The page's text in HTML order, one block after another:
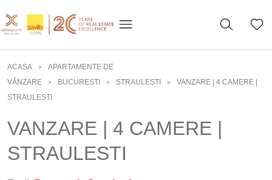
ACASA >
APARTAMENTE DE
VÂNZARE
> BUCURESTI > STRAULESTI >
VANZARE | 4 CAMERE |
STRAULESTI
VANZARE | 4 CAMERE |
STRAULESTI